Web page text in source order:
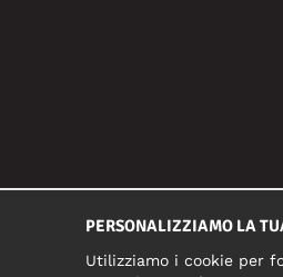
PERSONALIZZIAMO LA
Utilizziamo i cookie per